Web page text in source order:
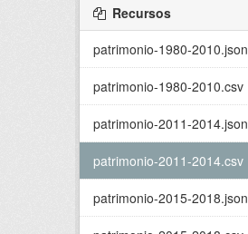
Recursos
patrimonio-1980-2010.json
patrimonio-1980-2010.csv
patrimonio-2011-2014.json
patrimonio-2011-2014.csv
patrimonio-2015-2018.json